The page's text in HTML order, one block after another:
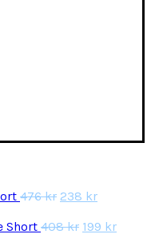
476kr Det
priset
238 krDet
priset
Short 408kr Det
199 krDet